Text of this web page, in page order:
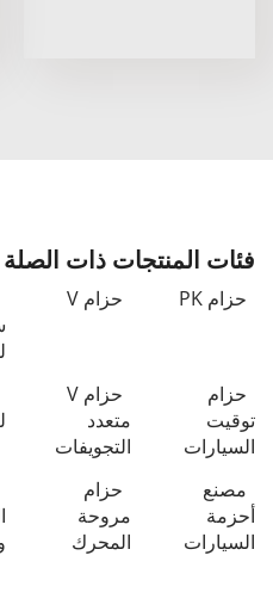
فئات المنتجات ذات الصلة
حزام PK حزام V
حزام
توقيت
السيارات
حزام V
متعدد
التجويفات
مصنع
أحزمة
السيارات
حزام
مروحة
المحرك